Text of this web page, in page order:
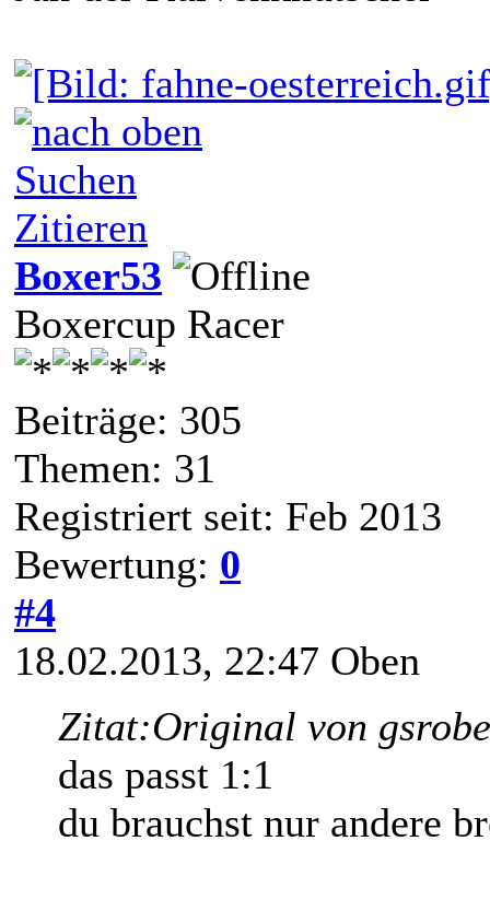
Suchen
Zitieren
Boxer53
Boxercup Racer
Beiträge: 305
Themen: 31
Registriert seit: Feb 2013
Bewertung: 0
#4
18.02.2013, 22:47 Oben
Zitat:Original von
das passt 1:1
du brauchst nur andere